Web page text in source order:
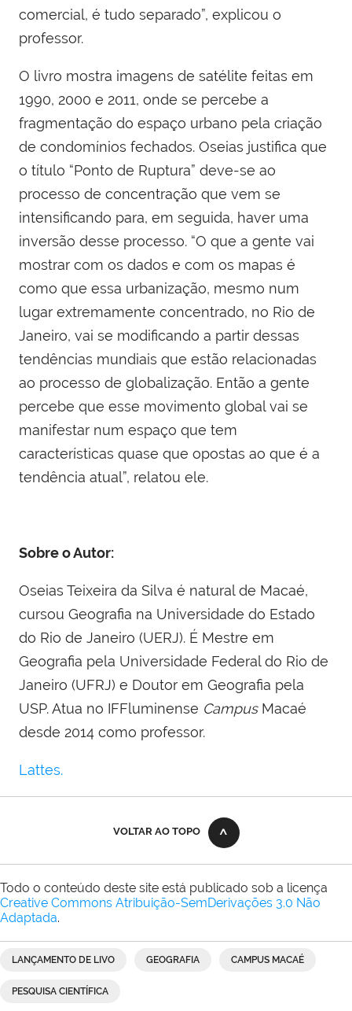
comercial, é tudo separado”, explicou o
professor.
O livro mostra imagens de satélite feitas em
1990, 2000 e 2011, onde se percebe a
fragmentação do espaço urbano pela criação
de condomínios fechados. Oseias justifica que
o título “Ponto de Ruptura” deve-se ao
processo de concentração que vem se
intensificando para, em seguida, haver uma
inversão desse processo. “O que a gente vai
mostrar com os dados e com os mapas é
como que essa urbanização, mesmo num
lugar extremamente concentrado, no Rio de
Janeiro, vai se modificando a partir dessas
tendências mundiais que estão relacionadas
ao processo de globalização. Então a gente
percebe que esse movimento global vai se
manifestar num espaço que tem
características quase que opostas ao que é a
tendência atual”, relatou ele.
Sobre o Autor:
Oseias Teixeira da Silva é natural de Macaé,
cursou Geografia na Universidade do Estado
do Rio de Janeiro (UERJ). É Mestre em
Geografia pela Universidade Federal do Rio de
Janeiro (UFRJ) e Doutor em Geografia pela
USP. Atua no IFFluminense CampusMacaé
desde 2014 como professor.
Lattes.
VOLTAR AO TOPO
Todo o conteúdo deste site está publicado sob a licença
Creative Commons Atribuição-SemDerivações 3.0 Não
Adaptada.
LANÇAMENTO DE LIVO GEOGRAFIA CAMPUS MACAÉ
PESQUISA CIENTÍFICA